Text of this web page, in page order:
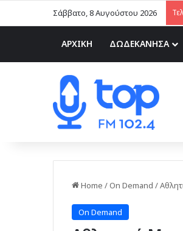
Σάββατο, 8 Αυγούστου 2026
ΑΡΧΙΚΗ ΔΩΔΕΚΑΝΗΣΑ
Home /On Demand /
On Demand